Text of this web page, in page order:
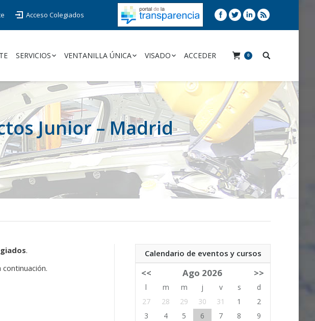
Acceso Colegiados
SERVICIOS VENTANILLA ÚNICA VISADO ACCEDER 0
Junior – Madrid
.
Calendario de eventos y cursos
<< Ago 2026 >>
l m m j v s
d
27
28 29 30 31 1
2
3
4 5 6 7 8
9